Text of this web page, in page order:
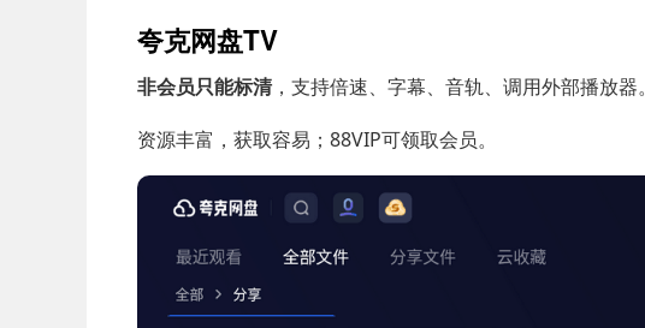
夸克网盘TV
非会员只能标清，支持倍速、字幕、音轨、调用外部播放器。
资源丰富，获取容易；88VIP可领取会员。